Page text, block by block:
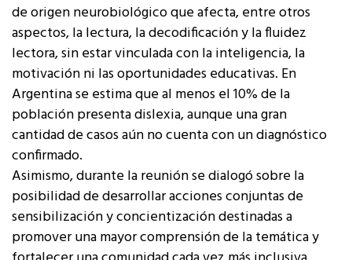
de origen neurobiológico que afecta, entre otros
aspectos, la lectura, la decodificación y la fluidez
lectora, sin estar vinculada con la inteligencia, la
motivación ni las oportunidades educativas. En
Argentina se estima que al menos el 10% de la
población presenta dislexia, aunque una gran
cantidad de casos aún no cuenta con un diagnóstico
confirmado.
Asimismo, durante la reunión se dialogó sobre la
posibilidad de desarrollar acciones conjuntas de
sensibilización y concientización destinadas a
promover una mayor comprensión de la temática y